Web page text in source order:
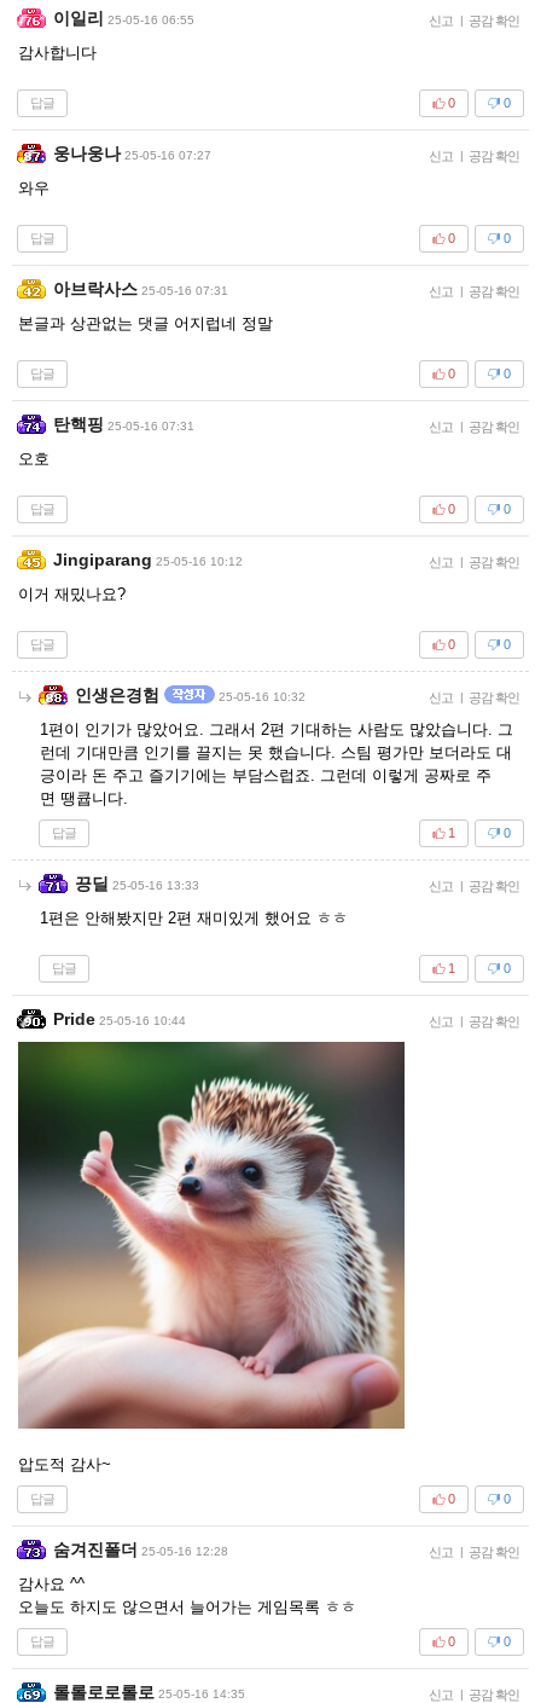
이일리 25-05-16 06:55 신고 | 공감 확인
감사합니다
답글 0
0
웅나웅나 25-05-16 07:27 신고 | 공감 확인
와우
답글 0
0
아브락사스 25-05-16 07:31 신고 | 공감 확인
본글과 상관없는 댓글 어지럽네 정말
답글 0
0
탄핵핑 25-05-16 07:31 신고 | 공감 확인
오호
답글 0
0
Jingiparang 25-05-16 10:12 신고 | 공감 확인
이거 재밌나요?
답글 0
0
인생은경험 25-05-16 10:32 신고 | 공감 확인
1편이 인기가 많았어요. 그래서 2편 기대하는 사람도 많았습니다. 그
런데 기대만큼 인기를 끌지는 못 했습니다. 스팀 평가만 보더라도 대
긍이라 돈 주고 즐기기에는 부담스럽죠. 그런데 이렇게 공짜로 주
면 땡큡니다.
답글 0
1
끙딜 25-05-16 13:33 신고 | 공감 확인
1편은 안해봤지만 2편 재미있게 했어요 ㅎㅎ
답글 0
1
Pride 25-05-16 10:44 신고 | 공감 확인
압도적 감사~
답글 0
0
숨겨진폴더 25-05-16 12:28 신고 | 공감 확인
감사요 ^^
오늘도 하지도 않으면서 늘어가는 게임목록 ㅎㅎ
답글 0
0
롤롤로로롤로 25-05-16 14:35 신고 | 공감 확인